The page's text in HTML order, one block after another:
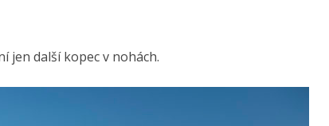
jen další kopec v nohách.